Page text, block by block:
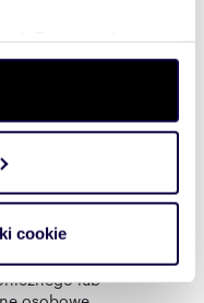
preferencje w
cookie możesz
dowolnej chwili.
treści
i
partnerom
cookie
pośrednictwem
stanowi oferty
Cywilnego.
zawarcia
lub